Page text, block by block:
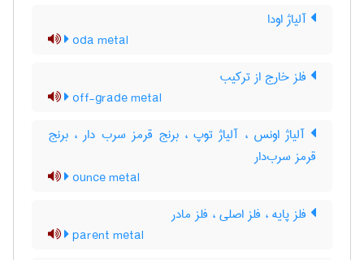
آلیاژ اودا
oda metal
فلز خارج از ترکیب
off-grade metal
آلیاژ اونس ، آلیاژ توپ ، برنج قرمز سرب دار ، برنج
قرمز سرب‌دار
ounce metal
فلز پایه ، فلز اصلی ، فلز مادر
parent metal